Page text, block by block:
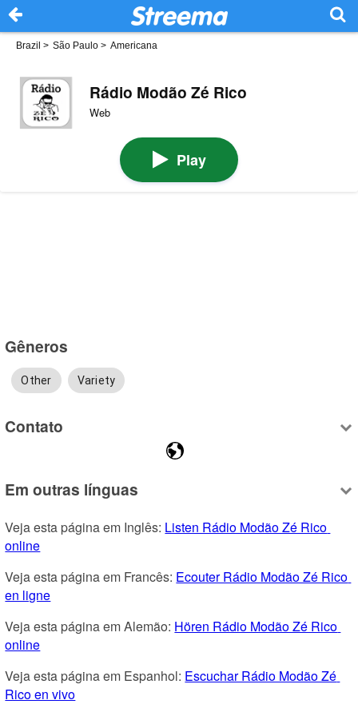
Brazil > São Paulo > Americana
Rádio Modão Zé Rico
Web
Play
Gêneros
Other Variety
Contato
Em outras línguas
Veja esta página em Inglês: Listen Rádio Modão Zé Rico
online
Veja esta página em Francês: Ecouter Rádio Modão Zé Rico
en ligne
Veja esta página em Alemão: Hören Rádio Modão Zé Rico
online
Veja esta página em Espanhol: Escuchar Rádio Modão Zé
Rico en vivo